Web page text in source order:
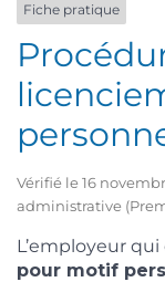
Fiche pratique
Vérifié le 16
administrative
L’employeur
pour motif